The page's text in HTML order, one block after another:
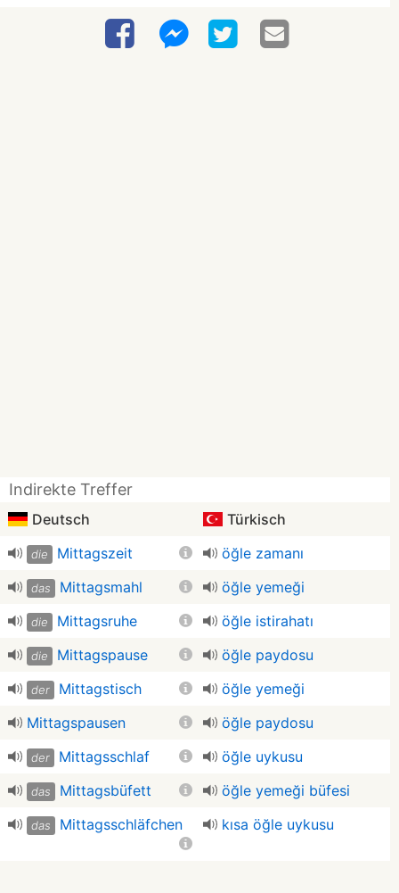
Indirekte Treffer
Deutsch Türkisch
die Mittagszeit öğle zamanı
das Mittagsmahl öğle yemeği
die Mittagsruhe öğle istirahatı
die Mittagspause öğle paydosu
der Mittagstisch
öğle yemeği
Mittagspausen
öğle paydosu
der Mittagsschlaf öğle uykusu
das Mittagsbüfett öğle yemeği büfesi
das Mittagsschläfchen kısa öğle uykusu